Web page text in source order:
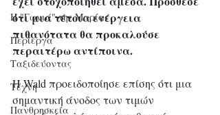
Η "Γωνιά" της Μαρίας
Περίεργα
Ταξιδεύοντας
Τέχνη
Πανθρησκεία
ότι μια τέτοια ενέργεια
πιθανότατα θα προκαλούσε
περαιτέρω αντίποινα.
Η Wald προειδοποίησε επίσης ότι μια
σημαντική άνοδος των τιμών